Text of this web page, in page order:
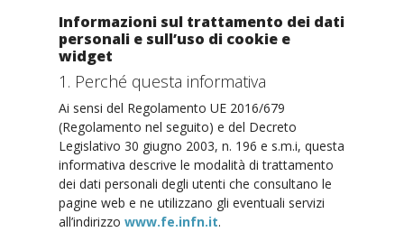
Informazioni sul trattamento dei dati
personali e sull’uso di cookie e
widget
1. Perché questa informativa
Ai sensi del Regolamento UE 2016/679
(Regolamento nel seguito) e del Decreto
Legislativo 30 giugno 2003, n. 196 e s.m.i, questa
informativa descrive le modalità di trattamento
dei dati personali degli utenti che consultano le
pagine web e ne utilizzano gli eventuali servizi
all’indirizzo www.fe.infn.it.